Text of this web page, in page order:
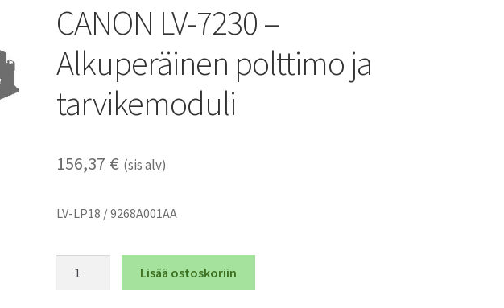
CANON LV-7230 –
Alkuperäinen polttimo ja
tarvikemoduli
156,37 € (sis alv)
LV-LP18 / 9268A001AA
Lisää ostoskoriin